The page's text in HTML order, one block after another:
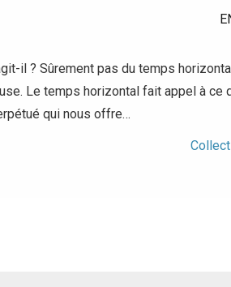
il ? Sûrement pas du temps
Le temps horizontal fait appel à ce
qui nous offre…